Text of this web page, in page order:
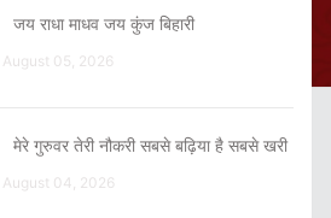
जय राधा माधव जय कुंज बिहारी
August 05, 2026
मेरे गुरुवर तेरी नौकरी सबसे बढ़िया है सबसे खरी
August 04, 2026